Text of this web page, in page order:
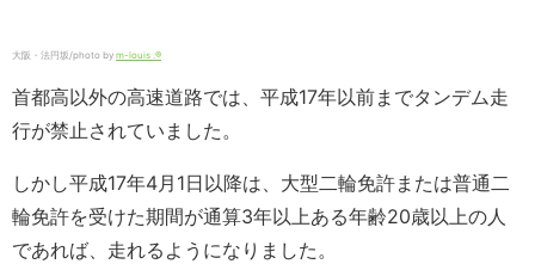
大阪・法円坂/photo by m-louis .®
首都高以外の高速道路では、平成17年以前までタンデム走
行が禁止されていました。
しかし平成17年4月1日以降は、大型二輪免許または普通二
輪免許を受けた期間が通算3年以上ある年齢20歳以上の人
であれば、走れるようになりました。